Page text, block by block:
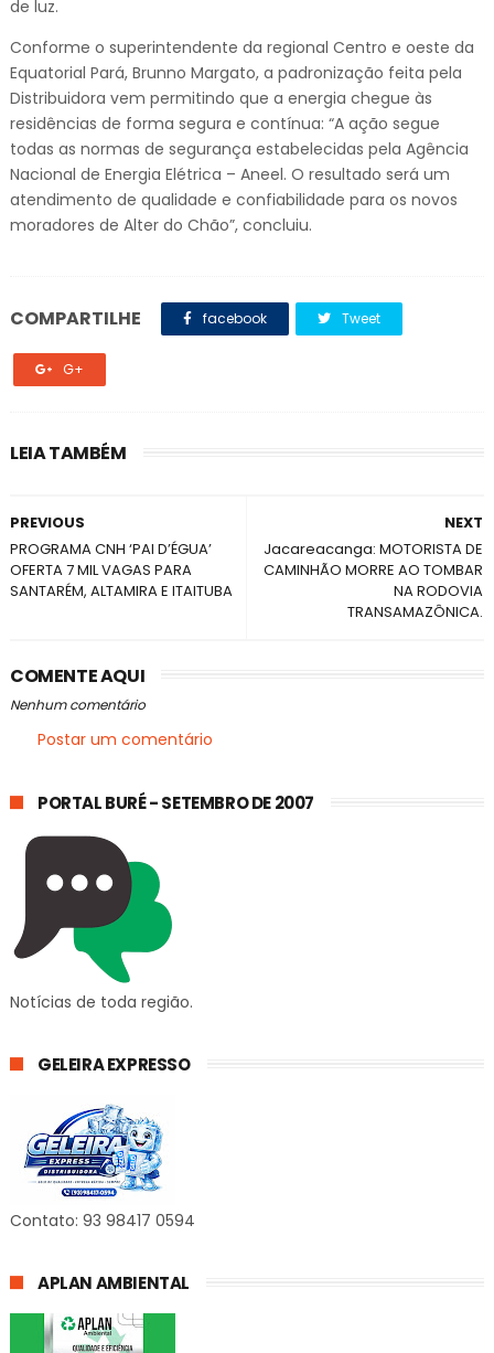
de luz.
Conforme o superintendente da regional Centro e oeste da
Equatorial Pará, Brunno Margato, a padronização feita pela
Distribuidora vem permitindo que a energia chegue às
residências de forma segura e contínua: “A ação segue
todas as normas de segurança estabelecidas pela Agência
Nacional de Energia Elétrica – Aneel. O resultado será um
atendimento de qualidade e confiabilidade para os novos
moradores de Alter do Chão”, concluiu.
COMPARTILHE facebook Tweet
G+
LEIA TAMBÉM
NEXT
Jacareacanga: MOTORISTA DE
CAMINHÃO MORRE AO TOMBAR
NA RODOVIA
TRANSAMAZÔNICA.
PREVIOUS
PROGRAMA CNH ‘PAI D’ÉGUA’
OFERTA 7 MIL VAGAS PARA
SANTARÉM, ALTAMIRA E ITAITUBA
COMENTE AQUI
Nenhum comentário
Postar um comentário
PORTAL BURÉ - SETEMBRO DE 2007
Notícias de toda região.
GELEIRA EXPRESSO
Contato: 93 98417 0594
APLAN AMBIENTAL